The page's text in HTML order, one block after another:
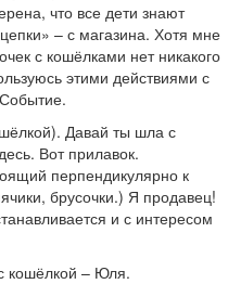
что все дети знают
– с магазина. Хотя мне
с кошёлками нет никакого
этими действиями с
Давай ты шла с
Вот прилавок.
перпендикулярно к
брусочки.) Я продавец!
и с интересом
кошёлкой – Юля.